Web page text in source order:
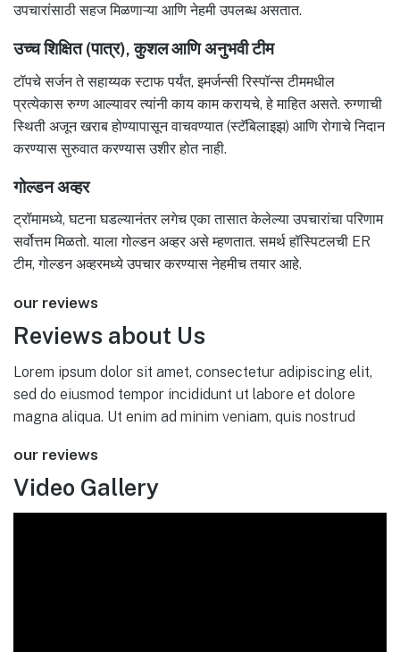
उपचारांसाठी सहज मिळणाऱ्या आणि नेहमी उपलब्ध असतात.
उच्च शिक्षित (पात्र), कुशल आणि अनुभवी टीम
टॉपचे सर्जन ते सहाय्यक स्टाफ पर्यंत, इमर्जन्सी रिस्पॉन्स टीममधील
प्रत्येकास रुग्ण आल्यावर त्यांनी काय काम करायचे, हे माहित असते. रुग्णाची
स्थिती अजून खराब होण्यापासून वाचवण्यात (स्टॅबिलाइझ) आणि रोगाचे निदान
करण्यास सुरुवात करण्यास उशीर होत नाही.
गोल्डन अव्हर
ट्रॉमामध्ये, घटना घडल्यानंतर लगेच एका तासात केलेल्या उपचारांचा परिणाम
सर्वोत्तम मिळतो. याला गोल्डन अव्हर असे म्हणतात. समर्थ हॉस्पिटलची ER
टीम, गोल्डन अव्हरमध्ये उपचार करण्यास नेहमीच तयार आहे.
our reviews
Reviews about Us
Lorem ipsum dolor sit amet, consectetur adipiscing elit,
sed do eiusmod tempor incididunt ut labore et dolore
magna aliqua. Ut enim ad minim veniam, quis nostrud
our reviews
Video Gallery